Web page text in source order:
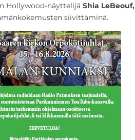
Hollywood-näyttelijä Shia LeBeouf,
siivittäminä.